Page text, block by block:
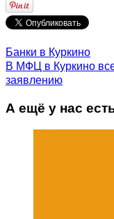
Банки в Куркино
В МФЦ в Куркино
заявлению
А ещё у нас